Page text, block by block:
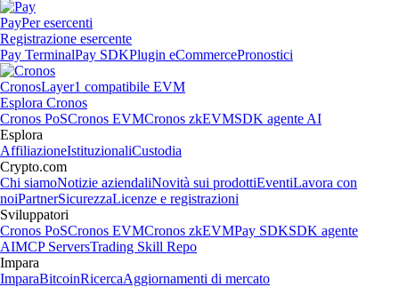
PayPer esercenti
Registrazione esercente
Pay TerminalPay SDKPlugin eCommercePronostici
CronosLayer1 compatibile EVM
Esplora Cronos
Cronos PoSCronos EVMCronos zkEVMSDK agente AI
Esplora
AffiliazioneIstituzionaliCustodia
Crypto.com
Chi siamoNotizie aziendaliNovità sui prodottiEventiLavora con
noiPartnerSicurezzaLicenze e registrazioni
Sviluppatori
Cronos PoSCronos EVMCronos zkEVMPay SDKSDK agente
AIMCP ServersTrading Skill Repo
Impara
ImparaBitcoinRicercaAggiornamenti di mercato